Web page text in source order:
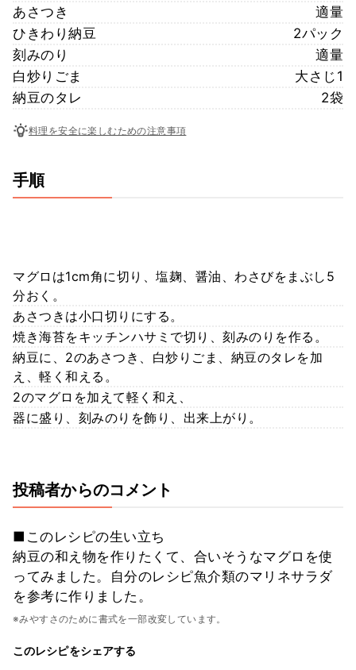
あさつき
適量
ひきわり納豆
2パック
刻みのり
適量
白炒りごま
大さじ1
納豆のタレ
2袋
料理を安全に楽しむための注意事項
手順
マグロは1cm角に切り、塩麹、醤油、わさびをまぶし5
分おく。
あさつきは小口切りにする。
焼き海苔をキッチンハサミで切り、刻みのりを作る。
納豆に、2のあさつき、白炒りごま、納豆のタレを加
え、軽く和える。
2のマグロを加えて軽く和え、
器に盛り、刻みのりを飾り、出来上がり。
投稿者からのコメント
■このレシピの生い立ち
納豆の和え物を作りたくて、合いそうなマグロを使
ってみました。自分のレシピ魚介類のマリネサラダ
を参考に作りました。
※みやすさのために書式を一部改変しています。
このレシピをシェアする